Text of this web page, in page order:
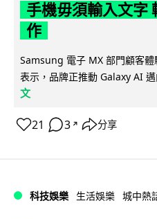
手機毋須輸入文字
作
Samsung 電子 MX 部門顧客
表示，品牌正推動 Galaxy AI
文
21 3 ↗ 分享
科技娛樂 生活娛樂 城中熱